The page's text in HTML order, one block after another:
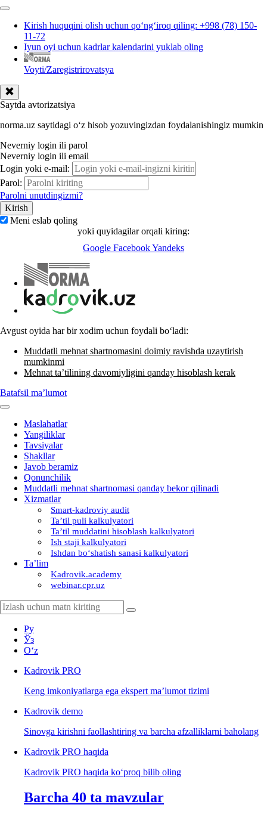
Kirish huquqini olish uchun qoʻngʻiroq qiling: +998 (78) 150-
11-72
Iyun oyi uchun kadrlar kalendarini yuklab oling
Voyti/Zaregistrirovatsya
Saytda avtorizatsiya
norma.uz saytidagi oʻz hisob yozuvingizdan foydalanishingiz mumkin
Neverniy login ili parol
Neverniy login ili email
Login yoki e-mail:
Parol:
Parolni unutdingizmi?
Meni eslab qoling
yoki quyidagilar orqali kiring:
Google FacebookYandeks
Avgust oyida har bir хodim uchun foydali boʻladi:
Muddatli mehnat shartnomasini doimiy ravishda uzaytirish
mumkinmi
Mehnat ta’tilining davomiyligini qanday hisoblash kerak
Batafsil ma’lumot
Maslahatlar
Yangiliklar
Tavsiyalar
Shakllar
Javob beramiz
Qonunchilik
Muddatli mehnat shartnomasi qanday bekor qilinadi
Xizmatlar
Smart-kadroviy audit
Ta’til puli kalkulyatori
Ta’til muddatini hisoblash kalkulyatori
Ish staji kalkulyatori
Ishdan boʻshatish sanasi kalkulyatori
Ta’lim
Kadrovik.academy
webinar.cpr.uz
Ру
Ўз
Oʻz
Kadrovik PRO
Keng imkoniyatlarga ega ekspert ma’lumot tizimi
Kadrovik demo
Sinovga kirishni faollashtiring va barcha afzalliklarni baholang
Kadrovik PRO haqida
Kadrovik PRO haqida koʻproq bilib oling
Barcha 40 ta mavzular